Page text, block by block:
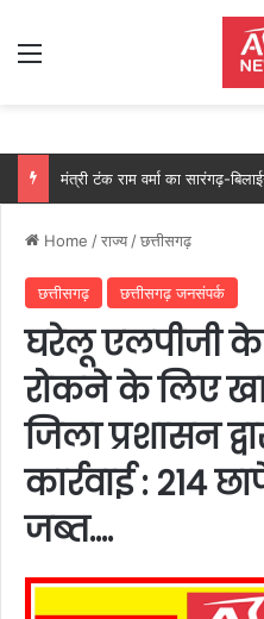
Menu
Home /राज्य /छत्तीसगढ़
छत्तीसगढ़ छत्तीसगढ़ जनसंपर्क
घरेलू एलपीजी
रोकने के लिए
जिला प्रशासन
कार्रवाई : 214
जब्त….